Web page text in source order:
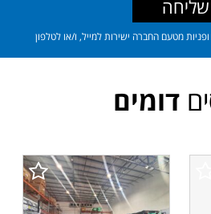
מטעם החברה ישירות למייל, ו/או לטלפון
שליחה
דומים